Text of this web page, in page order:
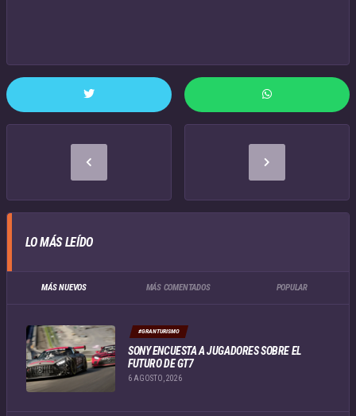
LO MÁS LEÍDO
MÁS NUEVOS MÁS COMENTADOS POPULAR
#GRANTURISMO
SONY ENCUESTA A JUGADORES SOBRE EL
FUTURO DE GT7
6 AGOSTO, 2026